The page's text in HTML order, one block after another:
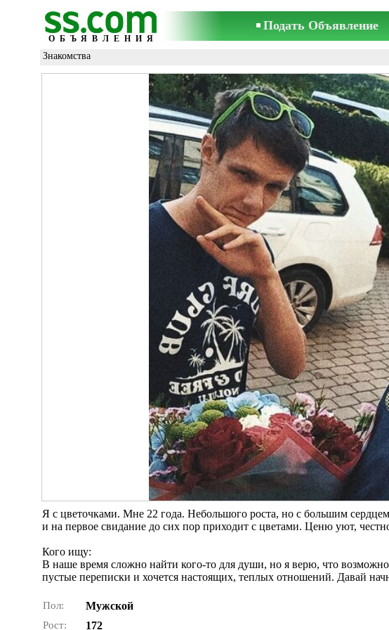
ОБЪЯВЛЕНИЯ
Подать Объявление
Знакомства
Я с цветочками. Мне 22 года. Небольшого роста, но с большим
и на первое свидание до сих пор приходит с цветами. Ценю уют,
Кого ищу:
В наше время сложно найти кого-то для души, но я верю, что
пустые переписки и хочется настоящих, теплых отношений. Давай
Пол: Мужской
Рост: 172